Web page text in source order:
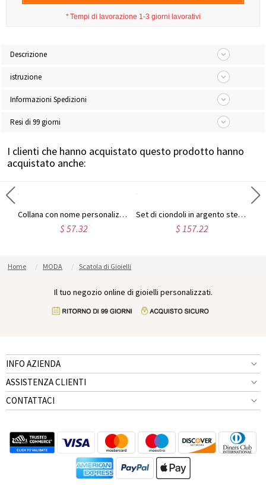
*Tempi di lavorazione 1-3 giorni lavorativi
Descrizione
istruzione
Informazioni Spedizioni
Resi di 99 giorni
I clienti che hanno acquistato questo prodotto hanno
acquistato anche:
Collana con nome personalizzato e coppia con pietre di nascita
$ 57.32
Set di ciondoli in argento sterling 925 per coppia
$ 157.22
Home MODA Scatola di Gioielli
Il tuo negozio online di gioielli personalizzati.
INFO AZIENDA
ASSISTENZA CLIENTI
CONTATTACI